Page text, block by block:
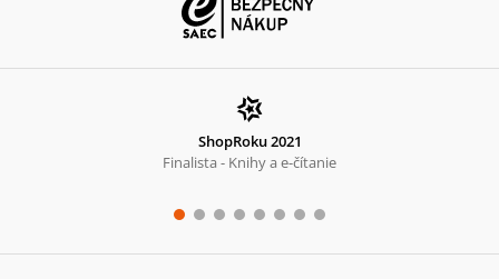
ShopRoku 2021
Finalista - Knihy a e-čítanie